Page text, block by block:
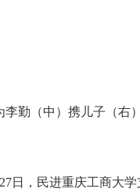
李勤（中）携儿子（右
日，民进重庆工商大